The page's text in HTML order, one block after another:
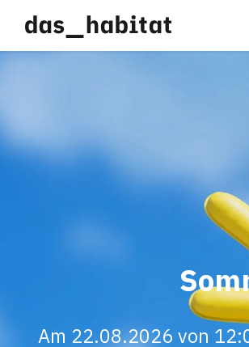
Am 22.08.2026 von